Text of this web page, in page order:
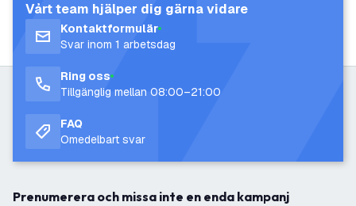
Vårt team hjälper dig gärna vidare
Kontaktformulär
Svar inom 1 arbetsdag
Ring oss
Tillgänglig mellan 08:00–21:00
FAQ
Omedelbart svar
Prenumerera och missa inte en enda kampanj